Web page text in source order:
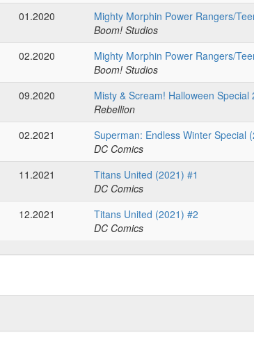
01.2020
Mighty Morphin Power Rangers/
Boom! Studios
02.2020
Mighty Morphin Power Rangers/
Boom! Studios
09.2020
Misty & Scream! Halloween Special
Rebellion
02.2021
Superman: Endless Winter Special
DC Comics
11.2021
Titans United (2021) #1
DC Comics
12.2021
Titans United (2021) #2
DC Comics